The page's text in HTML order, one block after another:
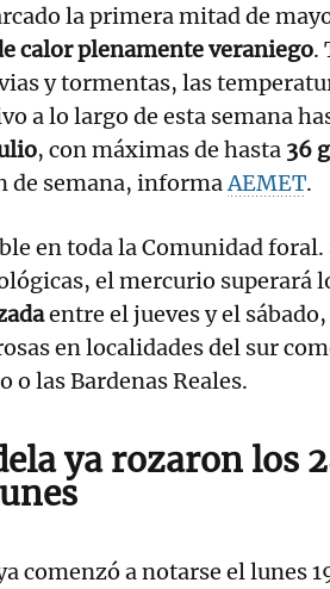
la primera mitad de
calor plenamente veraniego.
y tormentas, las
a lo largo de esta semana
, con máximas de hasta 36
de semana, informaAEMET.
en toda la Comunidad foral.
el mercurio superará
entre el jueves y el
en localidades del sur
o las Bardenas Reales.
ya rozaron los
comenzó a notarse el lunes